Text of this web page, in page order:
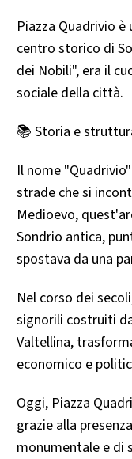
Piazza Quadrivio
centro storico di
dei Nobili", era il
sociale della città.
📚 Storia e
Il nome
strade che si
Medioevo,
Sondrio antica,
spostava da una
Nel corso dei
signorili costruiti
Valtellina,
economico e
Oggi, Piazza
grazie alla
monumentale e di